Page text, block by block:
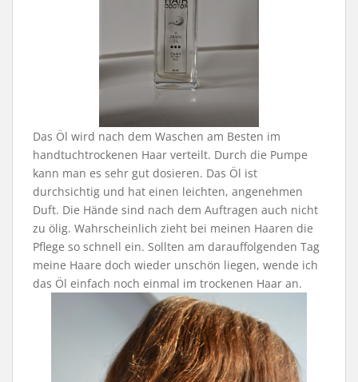
Das Öl wird nach dem Waschen am Besten im
handtuchtrockenen Haar verteilt. Durch die Pumpe
kann man es sehr gut dosieren. Das Öl ist
durchsichtig und hat einen leichten, angenehmen
Duft. Die Hände sind nach dem Auftragen auch nicht
zu ölig. Wahrscheinlich zieht bei meinen Haaren die
Pflege so schnell ein. Sollten am darauffolgenden Tag
meine Haare doch wieder unschön liegen, wende ich
das Öl einfach noch einmal im trockenen Haar an.